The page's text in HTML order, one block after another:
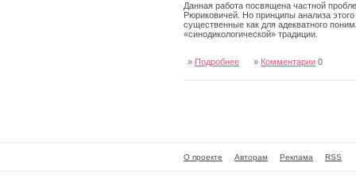
Данная работа посвящена частной
Рюриковичей. Но принципы анализа
существенные как для адекватного
«синодикологической» традиции.
» Подробнее » Комментарии 0
О проекте Авторам Реклама RSS